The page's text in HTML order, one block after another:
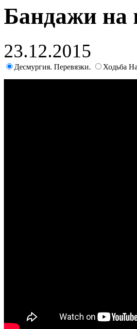
Бандажи на
23.12.2015
Десмургия. Перевязки. Ходьба